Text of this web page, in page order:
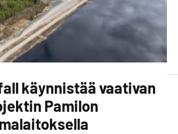
käynnistää vaativan
Pamilon